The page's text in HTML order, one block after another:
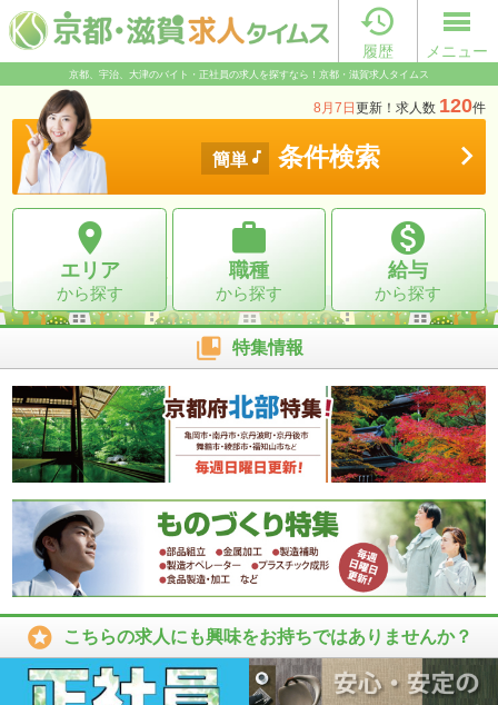

履歴 メニュー
京都、宇治、大津のバイト・正社員の求人を探すなら！京都・滋賀求人タイムス
8月7日 更新！求人数 120件
簡単  条件検索 

エリア
から探す

職種
から探す

給与
から探す
 特集情報
 こちらの求人にも興味をお持ちではありませんか？